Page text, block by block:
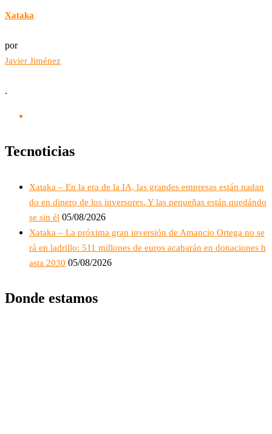
Xataka
por
Javier Jiménez
.
Tecnoticias
Xataka – En la era de la IA, las grandes empresas están nadan
do en dinero de los inversores. Y las pequeñas están quedándo
se sin él 05/08/2026
Xataka – La próxima gran inversión de Amancio Ortega no se
rá en ladrillo: 511 millones de euros acabarán en donaciones h
asta 2030 05/08/2026
Donde estamos